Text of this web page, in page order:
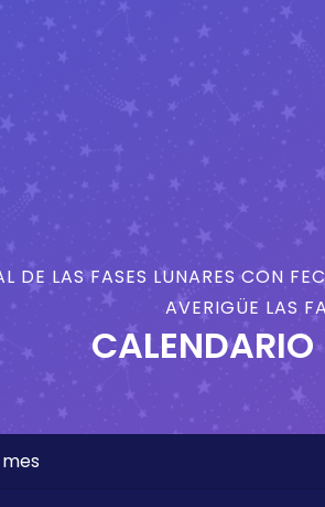
DE LAS FASES LUNARES CON
AVERIGÜE LAS
CALENDARIO